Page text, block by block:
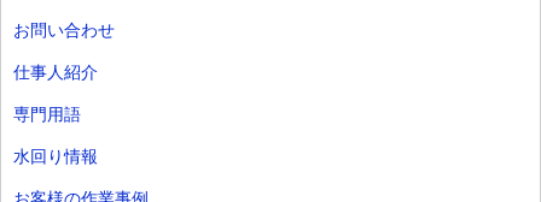
お問い合わせ
仕事人紹介
専門用語
水回り情報